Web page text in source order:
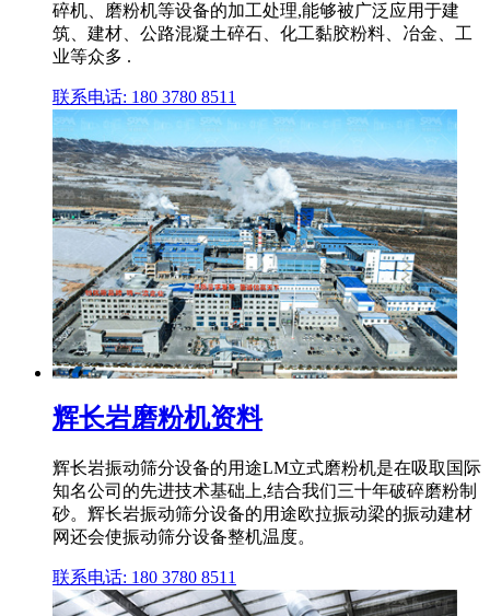
碎机、磨粉机等设备的加工处理,能够被广泛应用于建
筑、建材、公路混凝土碎石、化工黏胶粉料、冶金、工
业等众多 .
联系电话: 180 3780 8511
辉长岩磨粉机资料
辉长岩振动筛分设备的用途LM立式磨粉机是在吸取国际
知名公司的先进技术基础上,结合我们三十年破碎磨粉制
砂。辉长岩振动筛分设备的用途欧拉振动梁的振动建材
网还会使振动筛分设备整机温度。
联系电话: 180 3780 8511